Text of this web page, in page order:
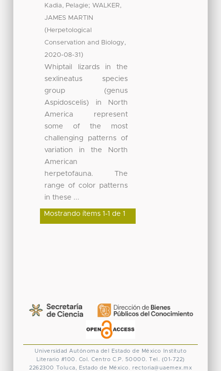
Kadia, Pelagie;WALKER,
JAMES MARTIN
( Herpetological
Conservation and Biology,
2020-08-31 )
Whiptail lizards in the
sexlineatus species
group (genus
Aspidoscelis) in North
America represent
some of the most
challenging patterns of
variation in the North
American
herpetofauna. The
range of color patterns
in these ...
Mostrando ítems 1-1 de 1
Universidad Autónoma del Estado de México
Instituto
Literario #100. Col. Centro C.P. 50000. Tel. (01-722)
2262300 Toluca, Estado de México. rectoria@uaemex.mx